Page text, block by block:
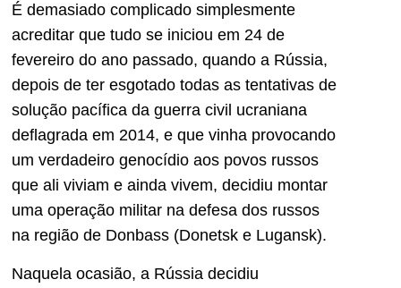
É demasiado complicado simplesmente
acreditar que tudo se iniciou em 24 de
fevereiro do ano passado, quando a Rússia,
depois de ter esgotado todas as tentativas de
solução pacífica da guerra civil ucraniana
deflagrada em 2014, e que vinha provocando
um verdadeiro genocídio aos povos russos
que ali viviam e ainda vivem, decidiu montar
uma operação militar na defesa dos russos
na região de Donbass (Donetsk e Lugansk).
Naquela ocasião, a Rússia decidiu